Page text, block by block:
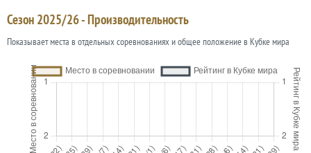
Сезон 2025/26 - Производительность
Показывает места в отдельных соревнованиях и общее положение в Кубке мира